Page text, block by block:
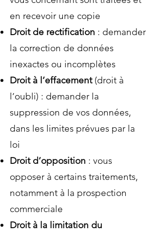
en recevoir une copie
Droit de rectification : demander
la correction de données
inexactes ou incomplètes
Droit à l’effacement(droit à
l’oubli) : demander la
suppression de vos données,
dans les limites prévues par la
loi
Droit d’opposition : vous
opposer à certains traitements,
notamment à la prospection
commerciale
Droit à la limitation du